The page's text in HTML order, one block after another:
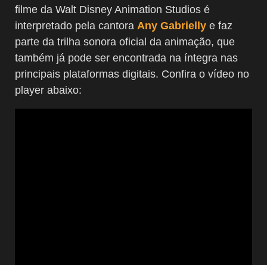
filme da Walt Disney Animation Studios é
interpretado pela cantora Any Gabrielly e faz
parte da trilha sonora oficial da animação, que
também já pode ser encontrada na íntegra nas
principais plataformas digitais. Confira o vídeo no
player abaixo: